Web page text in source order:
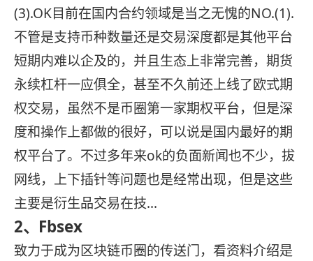
(3).OK目前在国内合约领域是当之无愧的NO.(1).
不管是支持币种数量还是交易深度都是其他平台
短期内难以企及的，并且生态上非常完善，期货
永续杠杆一应俱全，甚至不久前还上线了欧式期
权交易，虽然不是币圈第一家期权平台，但是深
度和操作上都做的很好，可以说是国内最好的期
权平台了。不过多年来ok的负面新闻也不少，拔
网线，上下插针等问题也是经常出现，但是这些
主要是衍生品交易在技…
2、Fbsex
致力于成为区块链币圈的传送门，看资料介绍是